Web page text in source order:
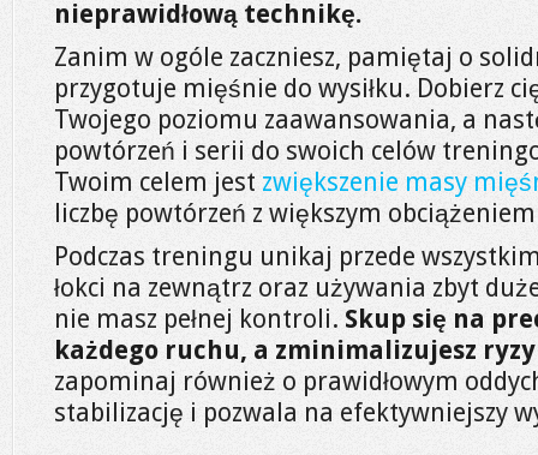
nieprawidłową technikę.
Zanim w ogóle zaczniesz, pamiętaj o
przygotuje mięśnie do wysiłku. Dobierz
Twojego poziomu zaawansowania, a
powtórzeń i serii do swoich celów
Twoim celem jest zwiększenie masy
liczbę powtórzeń z większym
Podczas treningu unikaj przede
łokci na zewnątrz oraz używania zbyt
nie masz pełnej kontroli. Skup się na
każdego ruchu, a zminimalizujesz
zapominaj również o prawidłowym
stabilizację i pozwala na efektywniejszy